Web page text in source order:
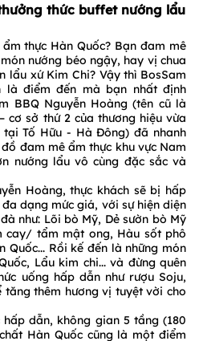
thức buffet nướng lẩu
thực Hàn Quốc? Bạn đam mê
nướng béo ngậy, hay vị chua
lẩu xứ Kim Chi? Vậy thì BosSam
là điểm đến mà bạn nhất định
BBQ Nguyễn Hoàng (tên cũ là
cơ sở thứ 2 của thương hiệu vừa
Tố Hữu - Hà Đông) đã nhanh
đam mê ẩm thực khu vực Nam
nướng lẩu vô cùng đặc sắc và
Hoàng, thực khách sẽ bị hấp
dạng mức giá, với sự hiện diện
như: Lõi bò Mỹ, Dẻ sườn bò Mỹ
cay/ tẩm mật ong, Hàu sốt phô
Quốc... Rồi kế đến là những món
Lẩu kim chi... và đừng quên
uống hấp dẫn như rượu Soju,
tăng thêm hương vị tuyệt vời cho
dẫn, không gian 5 tầng (180
Hàn Quốc cũng là một điểm